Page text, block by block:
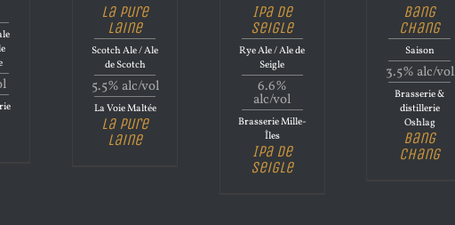
La Pure
Laine
Scotch Ale / Ale
de Scotch
5.5% alc/vol
La Voie Maltée
La Pure
Laine
Ipa de
Seigle
Rye Ale / Ale de
Seigle
6.6%
alc/vol
Brasserie Mille-
Îles
Ipa de
Seigle
Bang
Chang
Saison
3.5% alc/vol
Brasserie &
distillerie
Oshlag
Bang
Chang